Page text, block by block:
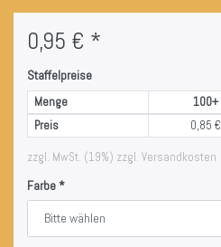
0,95 € *
Staffelpreise
Menge 100+
Preis
0,85 €
zzgl. MwSt. (19%) zzgl. Versandkosten
Farbe